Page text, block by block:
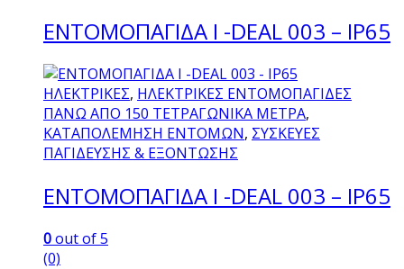
ΕΝΤΟΜΟΠΑΓΙΔΑ Ι -DEAL 003 – IP65
ΗΛΕΚΤΡΙΚΕΣ, ΗΛΕΚΤΡΙΚΕΣ ΕΝΤΟΜΟΠΑΓΙΔΕΣ
ΠΑΝΩ ΑΠΟ 150 ΤΕΤΡΑΓΩΝΙΚΑ ΜΕΤΡΑ,
ΚΑΤΑΠΟΛΕΜΗΣΗ ΕΝΤΟΜΩΝ, ΣΥΣΚΕΥΕΣ
ΠΑΓΙΔΕΥΣΗΣ & ΕΞΟΝΤΩΣΗΣ
ΕΝΤΟΜΟΠΑΓΙΔΑ Ι -DEAL 003 – IP65
0out of 5
(0)